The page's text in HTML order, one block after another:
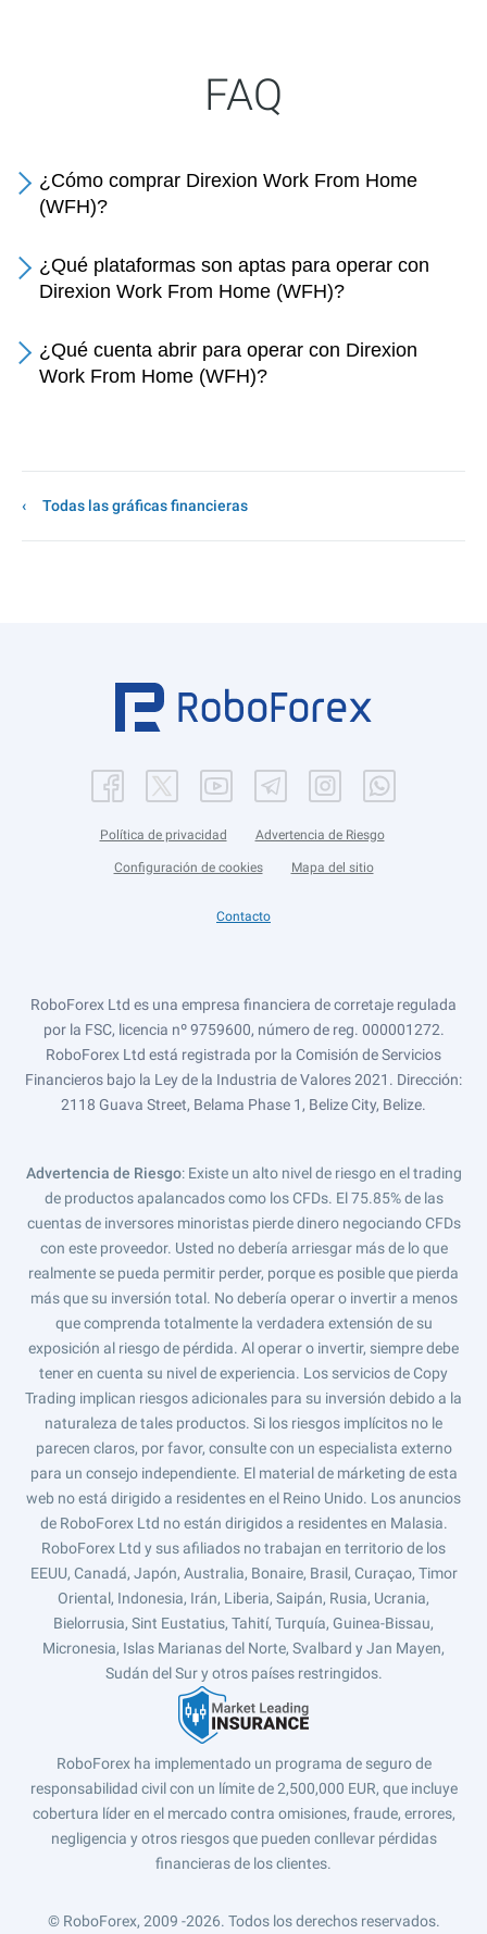
FAQ
¿Cómo comprar Direxion Work From Home
(WFH)?
¿Qué plataformas son aptas para operar con
Direxion Work From Home (WFH)?
¿Qué cuenta abrir para operar con Direxion
Work From Home (WFH)?
Todas las gráficas financieras
Política de privacidad Advertencia de Riesgo
Configuración de cookies Mapa del sitio
Contacto
RoboForex Ltd es una empresa financiera de corretaje regulada
por la FSC, licencia nº 9759600, número de reg. 000001272.
RoboForex Ltd está registrada por la Comisión de Servicios
Financieros bajo la Ley de la Industria de Valores 2021. Dirección:
2118 Guava Street, Belama Phase 1, Belize City, Belize.
Advertencia de Riesgo: Existe un alto nivel de riesgo en el trading
de productos apalancados como los CFDs. El 75.85% de las
cuentas de inversores minoristas pierde dinero negociando CFDs
con este proveedor. Usted no debería arriesgar más de lo que
realmente se pueda permitir perder, porque es posible que pierda
más que su inversión total. No debería operar o invertir a menos
que comprenda totalmente la verdadera extensión de su
exposición al riesgo de pérdida. Al operar o invertir, siempre debe
tener en cuenta su nivel de experiencia. Los servicios de Copy
Trading implican riesgos adicionales para su inversión debido a la
naturaleza de tales productos. Si los riesgos implícitos no le
parecen claros, por favor, consulte con un especialista externo
para un consejo independiente. El material de márketing de esta
web no está dirigido a residentes en el Reino Unido. Los anuncios
de RoboForex Ltd no están dirigidos a residentes en Malasia.
RoboForex Ltd y sus afiliados no trabajan en territorio de los
EEUU, Canadá, Japón, Australia, Bonaire, Brasil, Curaçao, Timor
Oriental, Indonesia, Irán, Liberia, Saipán, Rusia, Ucrania,
Bielorrusia, Sint Eustatius, Tahití, Turquía, Guinea-Bissau,
Micronesia, Islas Marianas del Norte, Svalbard y Jan Mayen,
Sudán del Sur y otros países restringidos.
RoboForex ha implementado un programa de seguro de
responsabilidad civil con un límite de 2,500,000 EUR, que incluye
cobertura líder en el mercado contra omisiones, fraude, errores,
negligencia y otros riesgos que pueden conllevar pérdidas
financieras de los clientes.
© RoboForex, 2009 -2026. Todos los derechos reservados.